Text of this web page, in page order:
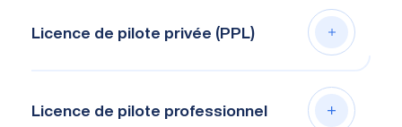
Licence de pilote privée (PPL)
Licence de pilote professionnel